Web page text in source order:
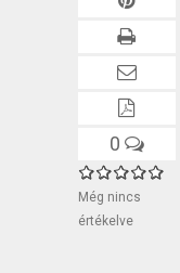
0
Még nincs
értékelve